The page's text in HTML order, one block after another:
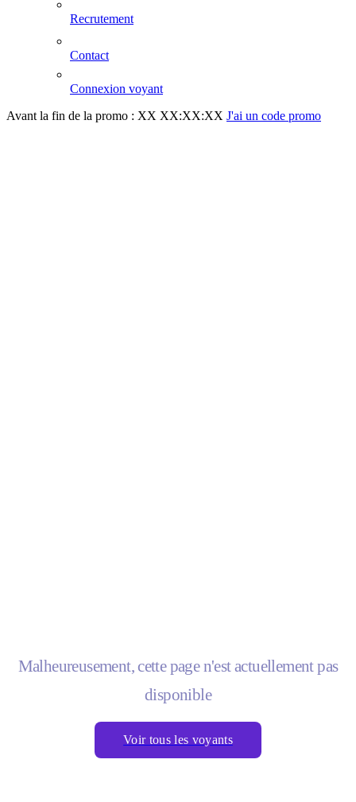
Recrutement
Contact
Connexion voyant
Avant la fin de la promo : XX XX:XX:XX J'ai un code promo
Malheureusement, cette page n'est actuellement pas
disponible
Voir tous les voyants